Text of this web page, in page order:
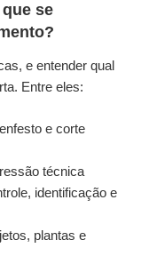
se
e entender qual
Entre eles:
e corte
técnica
identificação e
plantas e